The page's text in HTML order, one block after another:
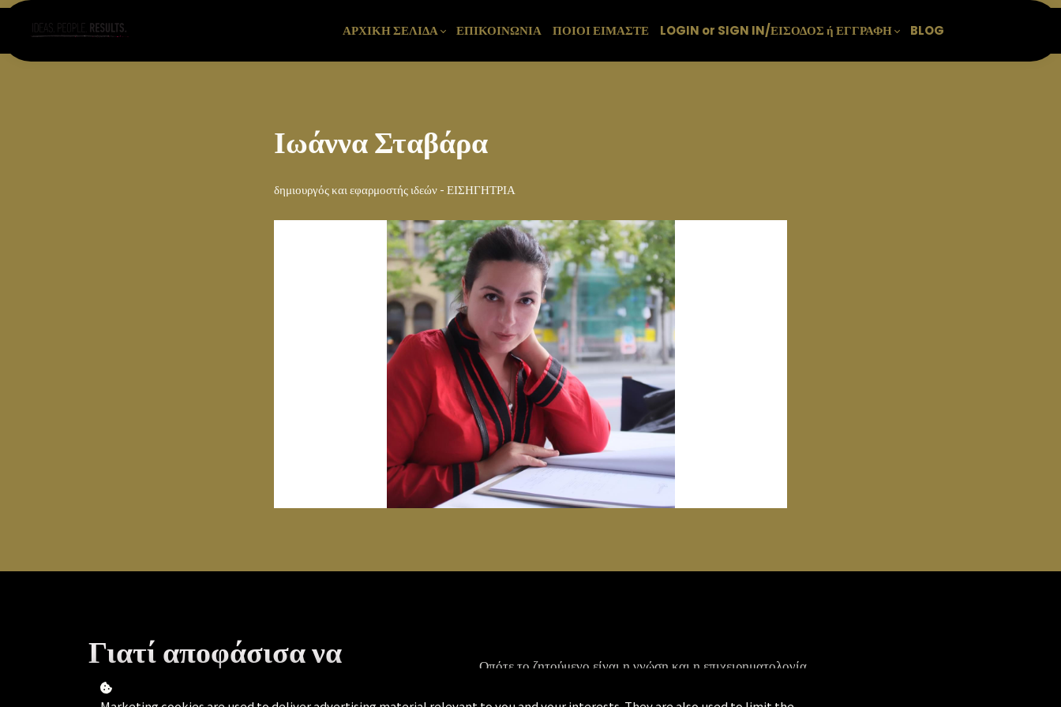
ΑΡΧΙΚΗ ΣΕΛΙΔΑ ΕΠΙΚΟΙΝΩΝΙΑ ΠΟΙΟΙ ΕΙΜΑΣΤΕ LOGIN or SIGN IN/ΕΙΣΟΔΟΣ ή ΕΓΓΡΑΦΗ BLOG
Ιωάννα Σταβάρα
δημιουργός και εφαρμοστής ιδεών - ΕΙΣΗΓΗΤΡΙΑ
Γιατί αποφάσισα να
δημιουργήσω την SKILLS
Οπότε το ζητούμενο είναι η γνώση και η επιχειρηματολογία.